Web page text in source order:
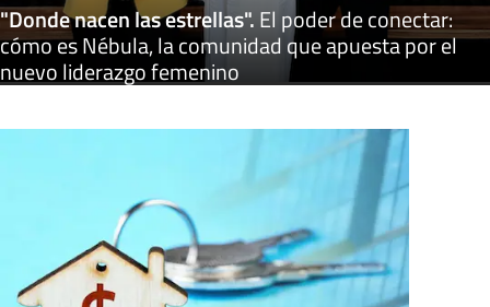
"Donde nacen las estrellas".El poder de conectar:
cómo es Nébula, la comunidad que apuesta por el
nuevo liderazgo femenino